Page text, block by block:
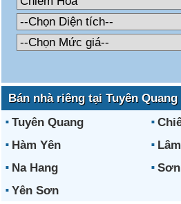
Bán nhà riêng tại Tuyên Quang
Tuyên Quang
Hàm Yên
Na Hang
Yên Sơn